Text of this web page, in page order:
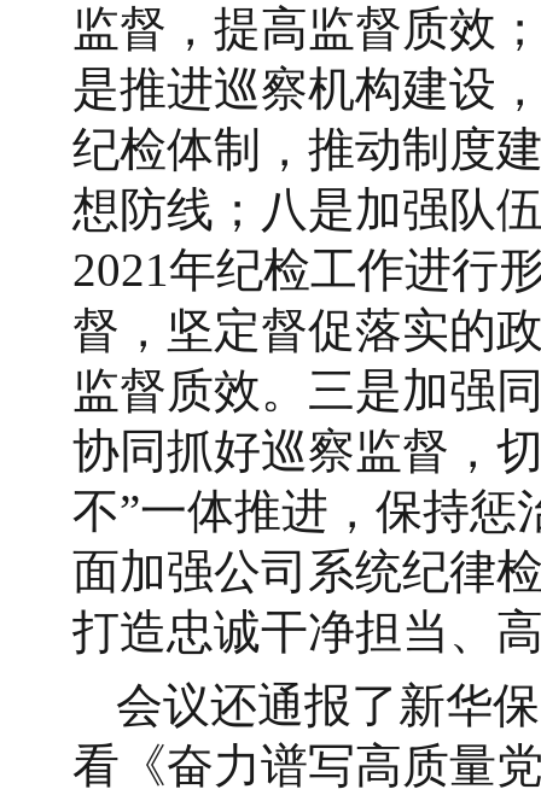
监督，提高监督质效
是推进巡察机构建设
纪检体制，推动制度
想防线；八是加强队
2021年纪检工作进行
督，坚定督促落实的
监督质效。三是加强
协同抓好巡察监督，
不”一体推进，保持惩
面加强公司系统纪律
打造忠诚干净担当、
会议还通报了新华
看《奋力谱写高质量